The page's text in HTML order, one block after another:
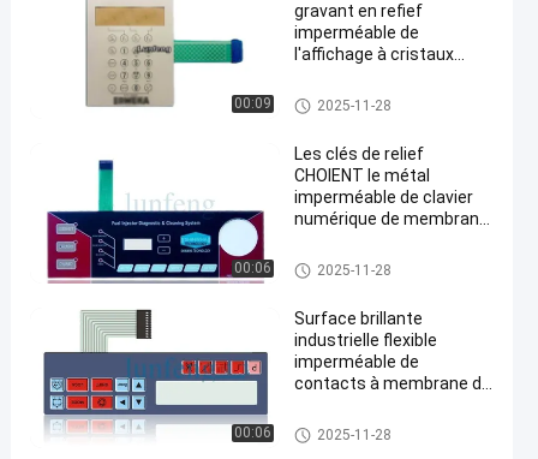
précise
les
environnements
industriels
numérique
imperméable
de membrane
2025-
05-21
154
points
de vue
Causez
Maintenant
Partager
#
00:09
gravant en refief
imperméable de
l'affichage à cristaux
numérique de la
membrane 3M467
Clavier numérique imperméabl
e de membrane
2025-11-28
00:06
Les clés de relief
CHOIENT le métal
imperméable de clavier
numérique de membrane
contact à membrane
mené
Clavier numérique imperméabl
e de membrane
2025-11-28
00:06
Surface brillante
industrielle flexible
imperméable de
contacts à membrane de
Clavier numérique imperméabl
e de membrane
2025-11-28